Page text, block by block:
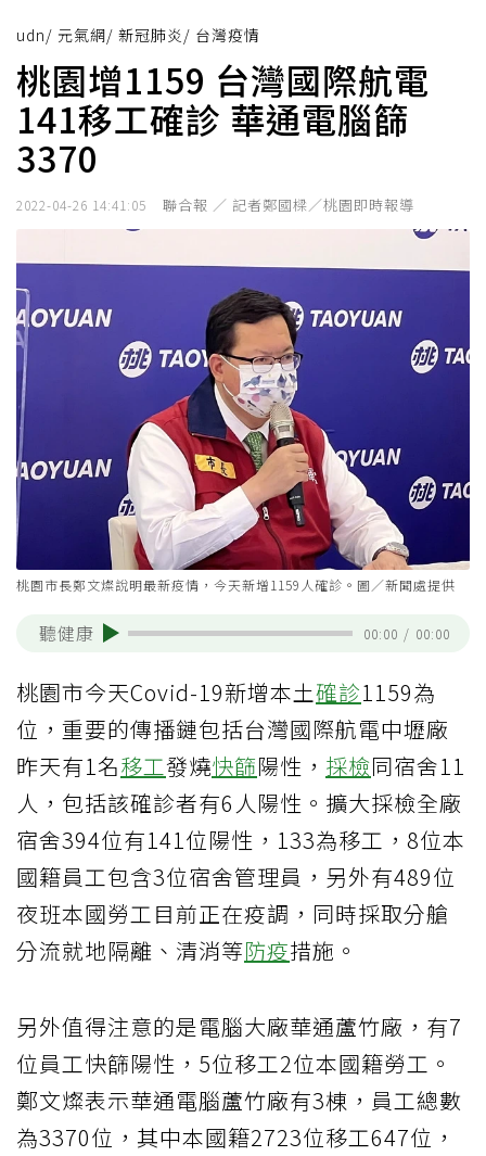
udn/ 元氣網/ 新冠肺炎 / 台灣疫情
桃園增1159 台灣國際航電
141移工確診 華通電腦篩
3370
2022-04-26 14:41:05 聯合報 ／ 記者鄭國樑／桃園即時報導
桃園市長鄭文燦說明最新疫情，今天新增1159人確診。圖／新聞處提供
聽健康 00:00 / 00:00
桃園市今天Covid-19新增本土確診1159為
位，重要的傳播鏈包括台灣國際航電中壢廠
昨天有1名移工發燒快篩陽性， 採檢同宿舍11
人，包括該確診者有6人陽性。擴大採檢全廠
宿舍394位有141位陽性，133為移工，8位本
國籍員工包含3位宿舍管理員，另外有489位
夜班本國勞工目前正在疫調，同時採取分艙
分流就地隔離、清消等防疫措施。
另外值得注意的是電腦大廠華通蘆竹廠，有7
位員工快篩陽性，5位移工2位本國籍勞工。
鄭文燦表示華通電腦蘆竹廠有3棟，員工總數
為3370位，其中本國籍2723位移工647位，